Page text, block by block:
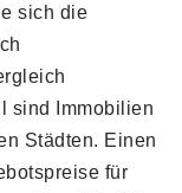
sich die
sind Immobilien
Städten. Einen
für